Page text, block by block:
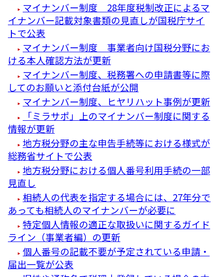
マイナンバー制度 28年度税制改正によるマ
イナンバー記載対象書類の見直しが国税庁サイ
トで公表
マイナンバー制度 事業者向け国税分野にお
ける本人確認方法が更新
マイナンバー制度、税務署への申請書等に際
してのお願いと添付台紙が公開
マイナンバー制度、ヒヤリハット事例が更新
「ミラサポ」上のマイナンバー制度に関する
情報が更新
地方税分野の主な申告手続等における様式が
総務省サイトで公表
地方税分野における個人番号利用手続の一部
見直し
相続人の代表を指定する場合には、27年分で
あっても相続人のマイナンバーが必要に
特定個人情報の適正な取扱いに関するガイド
ライン（事業者編）の更新
個人番号の記載不要が予定されている申請・
届出一覧が公表